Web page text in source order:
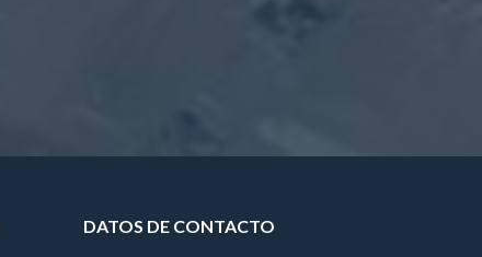
DATOS DE CONTACTO